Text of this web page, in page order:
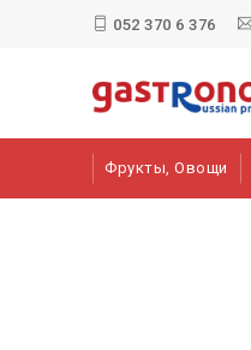
052 370 6 376
Фрукты, Овощи